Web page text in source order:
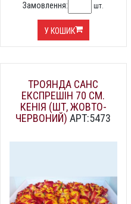
Замовлення: шт.
У КОШИК
ТРОЯНДА САНС
ЕКСПРЕШІН 70 СМ.
КЕНІЯ (ШТ, ЖОВТО-
ЧЕРВОНИЙ) АРТ:5473